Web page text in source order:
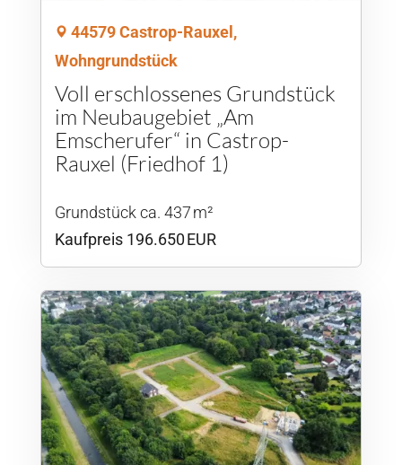
44579 Castrop-Rauxel,
Wohngrundstück
Voll erschlossenes Grundstück
im Neubaugebiet „Am
Emscherufer“ in Castrop-
Rauxel (Friedhof 1)
Grund­stück ca. 437 m²
Kaufpreis 196.650 EUR